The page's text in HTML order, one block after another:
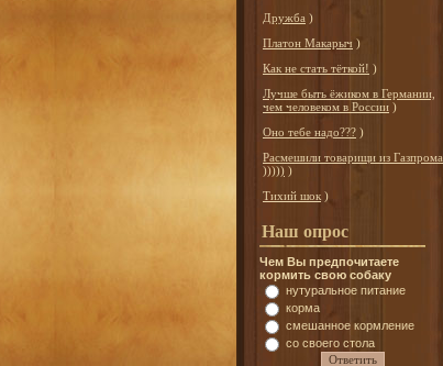
Дружба )
Платон Макарыч )
Как не стать тёткой! )
Лучше быть ёжиком в Германии,
чем человеком в России )
Оно тебе надо??? )
Расмешили товарищи из Газпрома
))))) )
Тихий шок )
Наш опрос
Чем Вы предпочитаете
кормить свою собаку
нутуральное питание
корма
смешанное кормление
со своего стола